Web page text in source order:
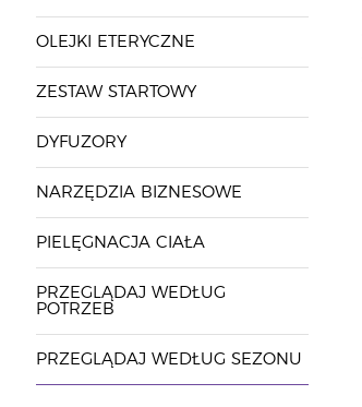
OLEJKI ETERYCZNE
ZESTAW STARTOWY
DYFUZORY
NARZĘDZIA BIZNESOWE
PIELĘGNACJA CIAŁA
PRZEGLĄDAJ WEDŁUG
POTRZEB
PRZEGLĄDAJ WEDŁUG SEZONU